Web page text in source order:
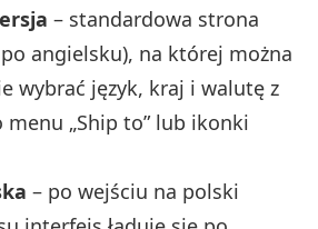
– standardowa strona
angielsku), na której można
wybrać język, kraj i walutę z
menu „Ship to” lub ikonki
– po wejściu na polski